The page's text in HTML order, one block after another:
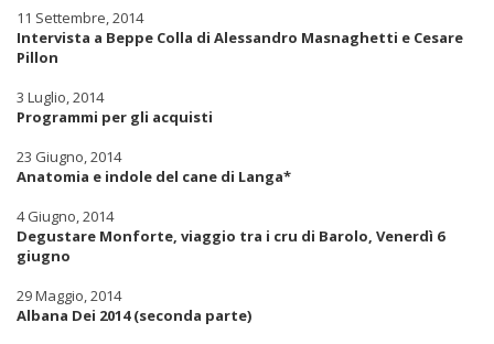
11 Settembre, 2014
Intervista a Beppe Colla di Alessandro Masnaghetti e Cesare
Pillon
3 Luglio, 2014
Programmi per gli acquisti
23 Giugno, 2014
Anatomia e indole del cane di Langa*
4 Giugno, 2014
Degustare Monforte, viaggio tra i cru di Barolo, Venerdì 6
giugno
29 Maggio, 2014
Albana Dei 2014 (seconda parte)